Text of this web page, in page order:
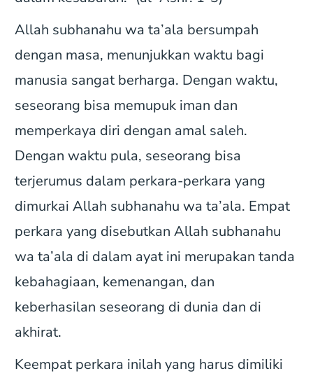
Allah subhanahu wa ta’ala bersumpah
dengan masa, menunjukkan waktu bagi
manusia sangat berharga. Dengan waktu,
seseorang bisa memupuk iman dan
memperkaya diri dengan amal saleh.
Dengan waktu pula, seseorang bisa
terjerumus dalam perkara-perkara yang
dimurkai Allah subhanahu wa ta’ala. Empat
perkara yang disebutkan Allah subhanahu
wa ta’ala di dalam ayat ini merupakan tanda
kebahagiaan, kemenangan, dan
keberhasilan seseorang di dunia dan di
akhirat.
Keempat perkara inilah yang harus dimiliki